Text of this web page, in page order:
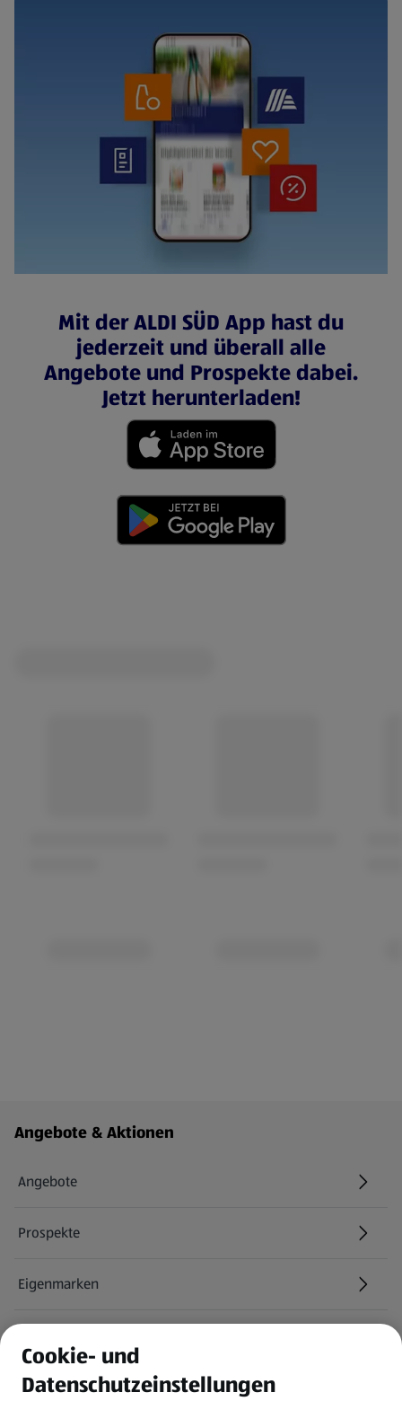
Mit der ALDI SÜD App hast du
jederzeit und überall alle
Angebote und Prospekte dabei.
Jetzt herunterladen!
Fußzeilenmenü - weitere Links
Angebote & Aktionen
Angebote
Prospekte
Eigenmarken
Newsletter
Cookie- und
Datenschutzeinstellungen